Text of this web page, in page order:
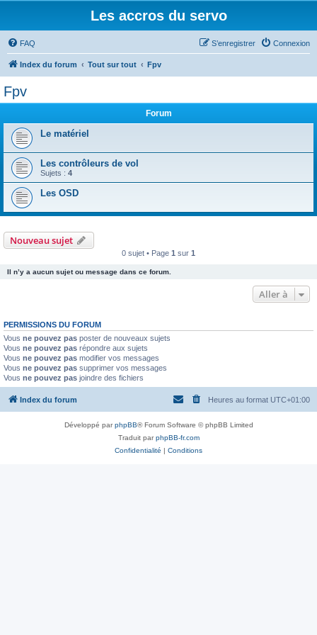
Les accros du servo
FAQ Connexion
S’enregistrer
Index du forum Tout sur tout Fpv
Fpv
Forum
Le matériel
Les contrôleurs de vol
Sujets : 4
Les OSD
Nouveau sujet
0 sujet • Page 1 sur 1
Il n’y a aucun sujet ou message dans ce forum.
Aller à
PERMISSIONS DU FORUM
Vous ne pouvez pas poster de nouveaux sujets
Vous ne pouvez pas répondre aux sujets
Vous ne pouvez pas modifier vos messages
Vous ne pouvez pas supprimer vos messages
Vous ne pouvez pas joindre des fichiers
Index du forum Heures au format UTC+01:00
Développé parphpBB® Forum Software © phpBB Limited
Traduit parphpBB-fr.com
Confidentialité | Conditions